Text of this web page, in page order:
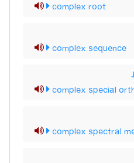
complex root
complex sequence
complex special
complex spectral